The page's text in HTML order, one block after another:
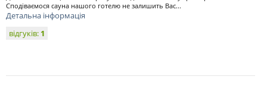
Сподіваємося сауна нашого готелю не залишить Вас...
Детальна інформація
відгуків: 1